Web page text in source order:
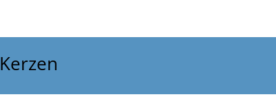
Kerzen